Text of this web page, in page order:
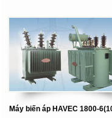
Máy biến áp HAVEC 1800-